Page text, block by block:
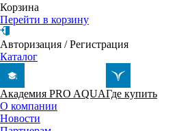
Корзина
Перейти в корзину
Авторизация /Регистрация
Каталог
Академия PRO AQUAГде купить
О компании
Новости